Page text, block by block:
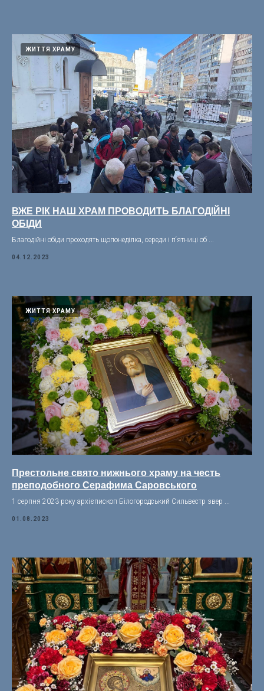
ЖИТТЯ ХРАМУ
ВЖЕ РІК НАШ ХРАМ ПРОВОДИТЬ БЛАГОДІЙНІ
ОБІДИ
Благодійні обіди проходять щопонеділка, середи і п‘ятниці об ...
04.12.2023
ЖИТТЯ ХРАМУ
Престольне свято нижнього храму на честь
преподобного Серафима Саровського
1 серпня 2023 року архієпископ Білогородський Сильвестр звер ...
01.08.2023